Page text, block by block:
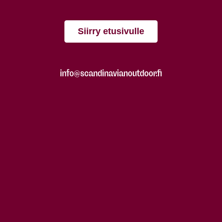
Siirry etusivulle
info@scandinavianoutdoor.fi